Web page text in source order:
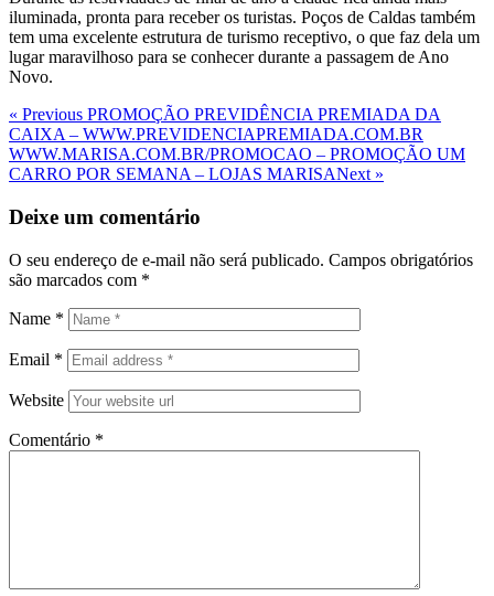
iluminada, pronta para receber os turistas. Poços de Caldas também
tem uma excelente estrutura de turismo receptivo, o que faz dela um
lugar maravilhoso para se conhecer durante a passagem de Ano
Novo.
Navegação
de
Post
Previous
Post
« Previous PROMOÇÃO PREVIDÊNCIA PREMIADA DA
CAIXA – WWW.PREVIDENCIAPREMIADA.COM.BR
Next
Post
WWW.MARISA.COM.BR/PROMOCAO – PROMOÇÃO UM
CARRO POR SEMANA – LOJAS MARISANext »
Deixe um comentário
O seu endereço de e-mail não será publicado. Campos obrigatórios
são marcados com *
Name *
Email *
Website
Comentário *